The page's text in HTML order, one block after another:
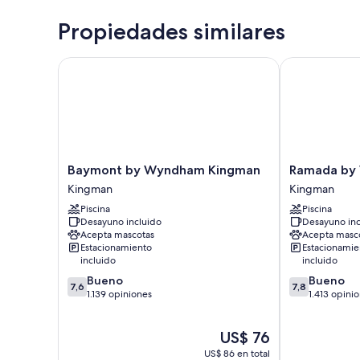
Propiedades similares
Baymont
by
Wyndham
Kingman
Kingman
Baymont by Wyndham Kingman
Kingman
Piscina
Desayuno incluido
Acepta mascotas
Estacionamiento
incluido
7.6
de
7,6 Bueno
1.139 opiniones
El
precio
US$ 76
US$ 86 en total
Baymont by Wyndham Kingman
Ramada
by
Wyndham
Kingman
Kingman
Ramada
Kingman
Piscina
Desayuno
Acepta
incluido
7.8
de
7,8 Bueno
1.413
Ramada by